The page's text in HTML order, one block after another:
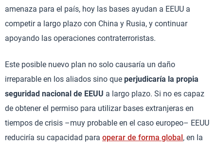
amenaza para el país, hoy las bases ayudan a EEUU a
competir a largo plazo con China y Rusia, y continuar
apoyando las operaciones contraterroristas.
Este posible nuevo plan no solo causaría un daño
irreparable en los aliados sino que perjudicaría la propia
seguridad nacional de EEUU a largo plazo. Si no es capaz
de obtener el permiso para utilizar bases extranjeras en
tiempos de crisis –muy probable en el caso europeo– EEUU
reduciría su capacidad para operar de forma global , en la